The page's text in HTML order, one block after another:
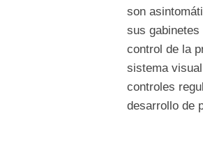
son
sus
control de la
sistema
controles
desarrollo de